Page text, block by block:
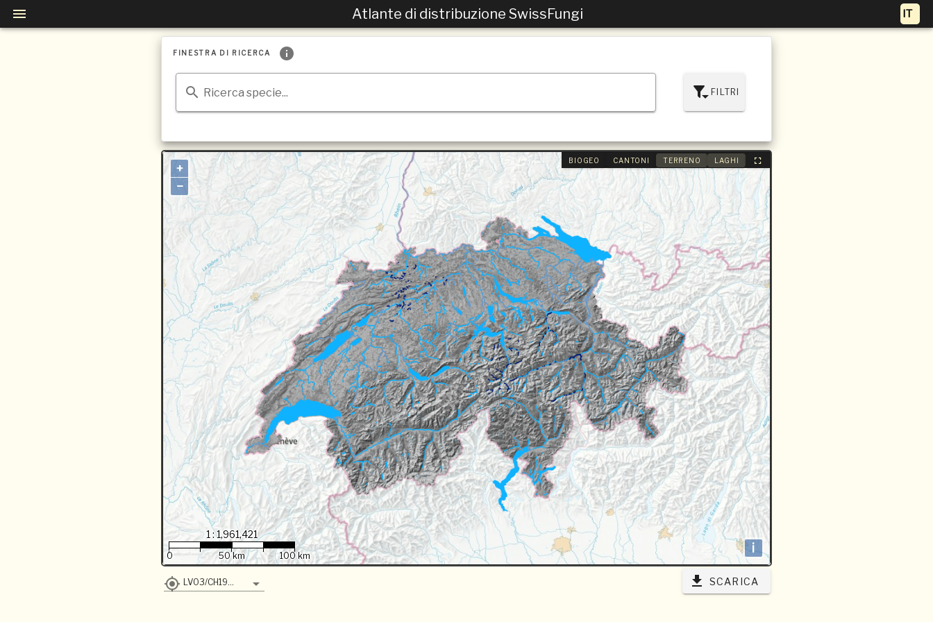
Atlante di distribuzione SwissFungi
FINESTRA DI RICERCA
Ricerca specie... FILTRI
BIOGEO CANTONI TERRENO LAGHI
+
−
i
1 : 1,961,421
0 50 km 100 km
LV03/CH1903 SCARICA